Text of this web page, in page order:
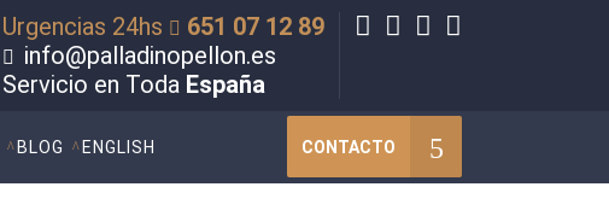
Urgencias 24hs
651 07 12 89
info@palladinopellon.es
Servicio en Toda España
BLOG ENGLISH CONTACTO